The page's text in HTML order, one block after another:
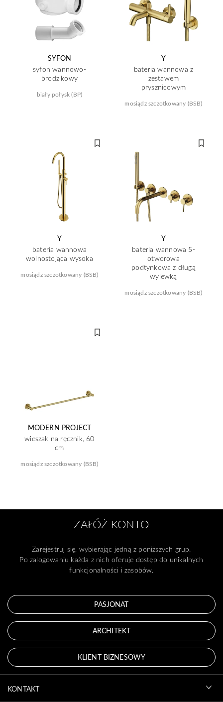
SYFON
syfon wannowo-
brodzikowy
biały połysk (BP)
Y
bateria wannowa z
zestawem
prysznicowym
mosiądz szczotkowany (BSB)
Y
bateria wannowa
wolnostojąca wysoka
mosiądz szczotkowany (BSB)
Y
bateria wannowa 5-
otworowa
podtynkowa z długą
wylewką
mosiądz szczotkowany (BSB)
MODERN PROJECT
wieszak na ręcznik, 60
cm
mosiądz szczotkowany (BSB)
ZAŁÓŻ KONTO
Zarejestruj się, wybierając jedną z poniższych grup.
Po zalogowaniu każda z nich oferuje dostęp do unikalnych
funkcjonalności i zasobów.
PASJONAT
ARCHITEKT
KLIENT BIZNESOWY
KONTAKT